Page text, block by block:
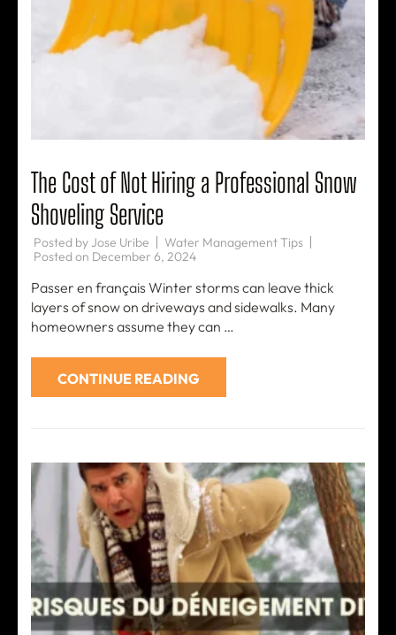
The Cost of Not Hiring a Professional Snow
Shoveling Service
Posted by Jose Uribe
Water Management Tips
Posted on December 6, 2024
Passer en français Winter storms can leave thick
layers of snow on driveways and sidewalks. Many
homeowners assume they can …
CONTINUE READING